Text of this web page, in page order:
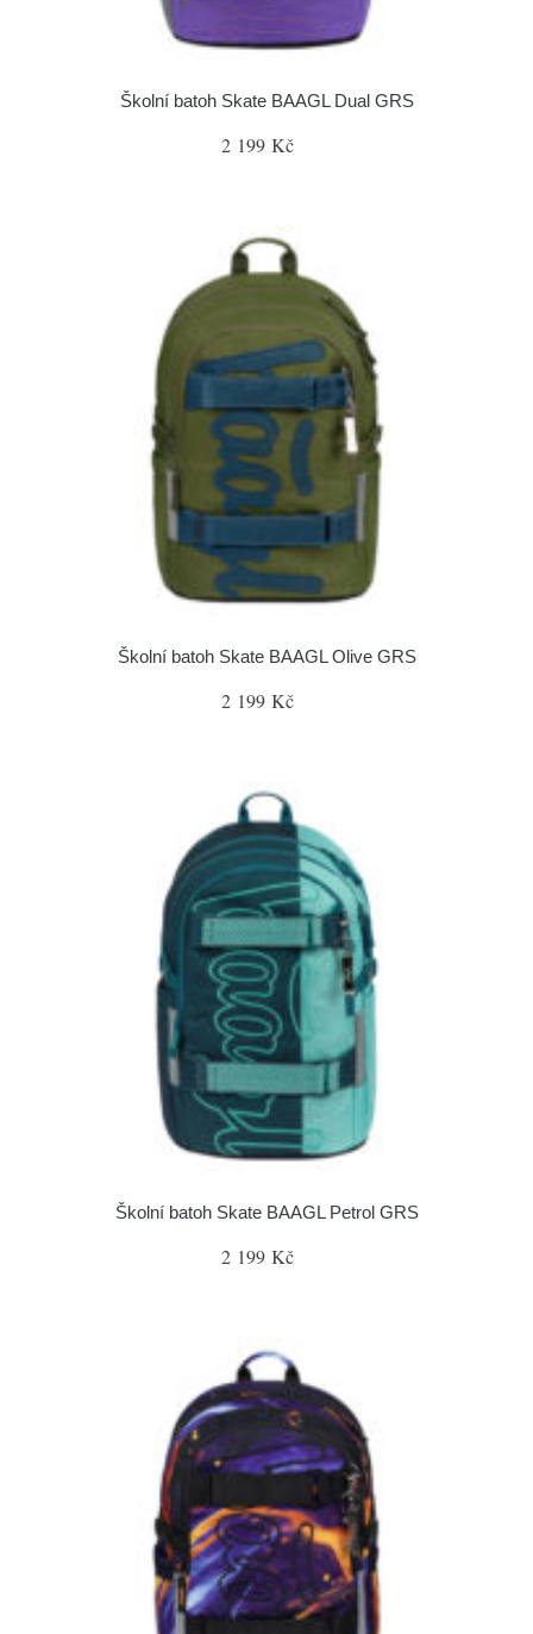
Školní batoh Skate BAAGL Dual GRS
2 199 Kč
Školní batoh Skate BAAGL Olive GRS
2 199 Kč
Školní batoh Skate BAAGL Petrol GRS
2 199 Kč